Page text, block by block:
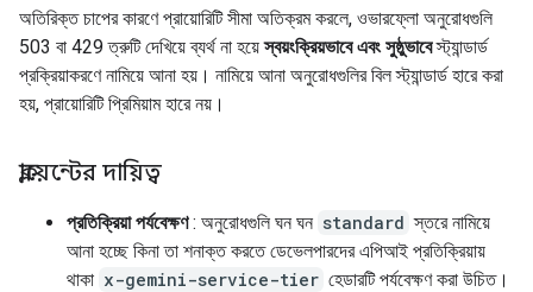
অতিরিক্ত চাপের কারণে প্রায়োরিটি সীমা অতিক্রম করলে, ওভারফ্লো অনুরোধগুলি
503 বা 429 ত্রুটি দেখিয়ে ব্যর্থ না হয়েস্বয়ংক্রিয়ভাবে এবং সুষ্ঠুভাবেস্ট্যান্ডার্ড
প্রক্রিয়াকরণে নামিয়ে আনা হয়। নামিয়ে আনা অনুরোধগুলির বিল স্ট্যান্ডার্ড হারে করা
হয়, প্রায়োরিটি প্রিমিয়াম হারে নয়।
ক্লায়েন্টের দায়িত্ব
প্রতিক্রিয়া পর্যবেক্ষণ: অনুরোধগুলি ঘন ঘন standard স্তরে নামিয়ে
আনা হচ্ছে কিনা তা শনাক্ত করতে ডেভেলপারদের এপিআই প্রতিক্রিয়ায়
থাকা x-gemini-service-tier হেডারটি পর্যবেক্ষণ করা উচিত।